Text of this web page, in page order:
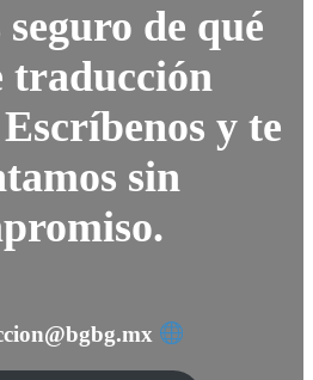
seguro de qué
traducción
y te
sin